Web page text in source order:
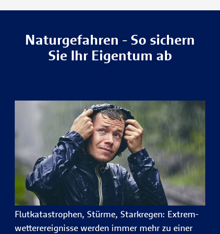
Naturgefahren - So sichern
Sie Ihr Eigentum ab
Flutkatas­trophen, Stürme, Starkregen: Extrem­
wetter­ereig­nisse werden immer mehr zu einer